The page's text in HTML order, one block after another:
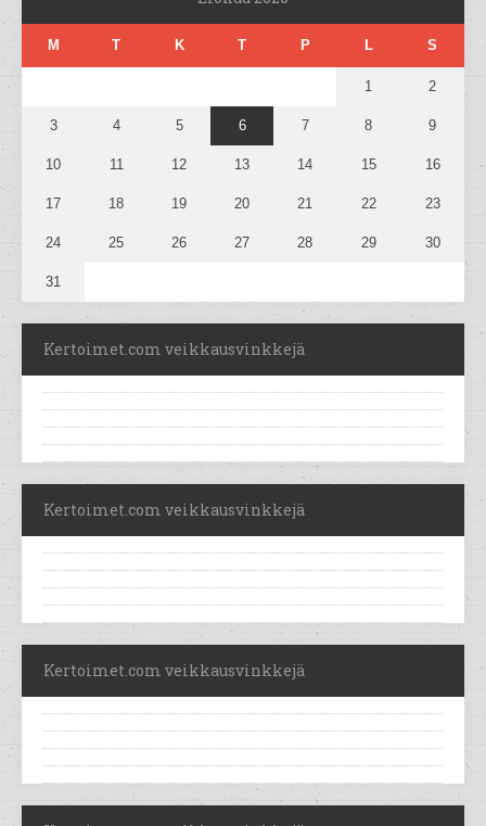
M T K T P L S
1 2
3 4 5 6 7 8 9
10 11 12 13 14 15 16
17 18 19 20 21 22 23
24 25 26 27 28 29 30
31
Kertoimet.com veikkausvinkkejä
Kertoimet.com veikkausvinkkejä
Kertoimet.com veikkausvinkkejä